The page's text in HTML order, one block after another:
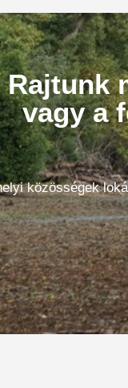
Rajtunk
vagy a
közösségek